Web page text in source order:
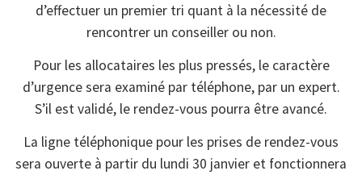
d’effectuer un premier tri quant à la nécessité de
rencontrer un conseiller ou non.
Pour les allocataires les plus pressés, le caractère
d’urgence sera examiné par téléphone, par un expert.
S’il est validé, le rendez-vous pourra être avancé.
La ligne téléphonique pour les prises de rendez-vous
sera ouverte à partir du lundi 30 janvier et fonctionnera